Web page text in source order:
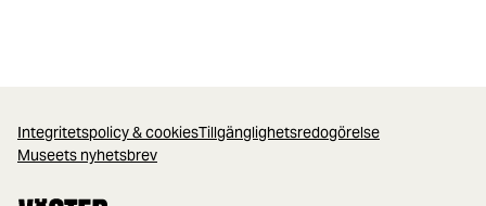
Integritetspolicy & cookiesTillgänglighetsredogörelse
Museets nyhetsbrev